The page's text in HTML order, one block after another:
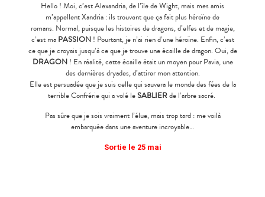
Hello ! Moi, c’est Alexandria, de l’île de Wight, mais mes amis
m’appellent Xandria : ils trouvent que ça fait plus héroïne de
romans. Normal, puisque les histoires de dragons, d’elfes et de magie,
c’est ma PASSION! Pourtant, je n’ai rien d’une héroïne. Enfin, c’est
ce que je croyais jusqu’à ce que je trouve une écaille de dragon. Oui, de
DRAGON! En réalité, cette écaille était un moyen pour Pavia, une
des dernières dryades, d’attirer mon attention.
Elle est persuadée que je suis celle qui sauvera le monde des fées de la
terrible Confrérie qui a volé leSABLIERde l’arbre sacré.
Pas sûre que je sois vraiment l’élue, mais trop tard : me voilà
embarquée dans une aventure incroyable…
Sortie le 25 mai